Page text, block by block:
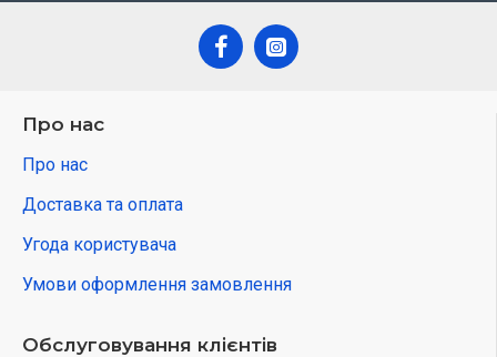
Про нас
Про нас
Доставка та оплата
Угода користувача
Умови оформлення замовлення
Обслуговування клієнтів